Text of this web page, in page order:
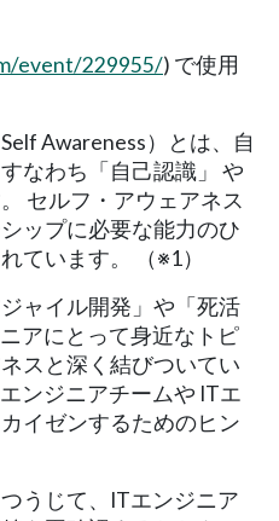
event/229955/) で使用
Awareness）とは、自
なわち「自己認識」 や
セルフ・アウェアネス
ップに必要な能力のひ
ています。 （※1）
ャイル開発」や「死活
アにとって身近なトピ
スと深く結びついてい
ンジニアチームや ITエ
イゼンするためのヒン
うじて、ITエンジニア